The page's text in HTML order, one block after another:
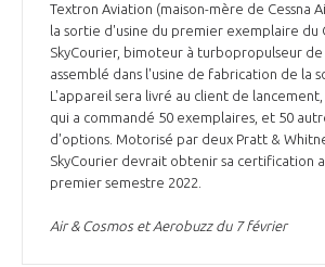
Textron Aviation (maison-mère de Cessna
la sortie d'usine du premier exemplaire du
SkyCourier, bimoteur à turbopropulseur de
assemblé dans l'usine de fabrication de la
L'appareil sera livré au client de lancement,
qui a commandé 50 exemplaires, et 50
d'options. Motorisé par deux Pratt &
SkyCourier devrait obtenir sa certification
premier semestre 2022.
Air & Cosmos et Aerobuzz du 7 février